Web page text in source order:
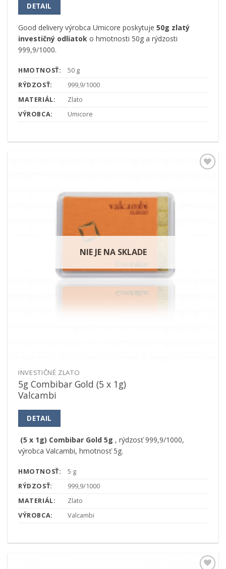
DETAIL
Good delivery výrobca Umicore poskytuje 50g zlatý
investičný odliatok o hmotnosti 50g a rýdzosti
999,9/1000.
HMOTNOSŤ:
50 g
RÝDZOSŤ:
999,9/1000
MATERIÁL:
Zlato
VÝROBCA:
Umicore
NIE JE NA SKLADE
INVESTIČNÉ ZLATO
5g Combibar Gold (5 x 1g)
Valcambi
DETAIL
(5 x 1g) Combibar Gold 5g , rýdzosť 999,9/1000,
výrobca Valcambi, hmotnosť 5g.
HMOTNOSŤ:
5 g
RÝDZOSŤ:
999,9/1000
MATERIÁL:
Zlato
VÝROBCA:
Valcambi